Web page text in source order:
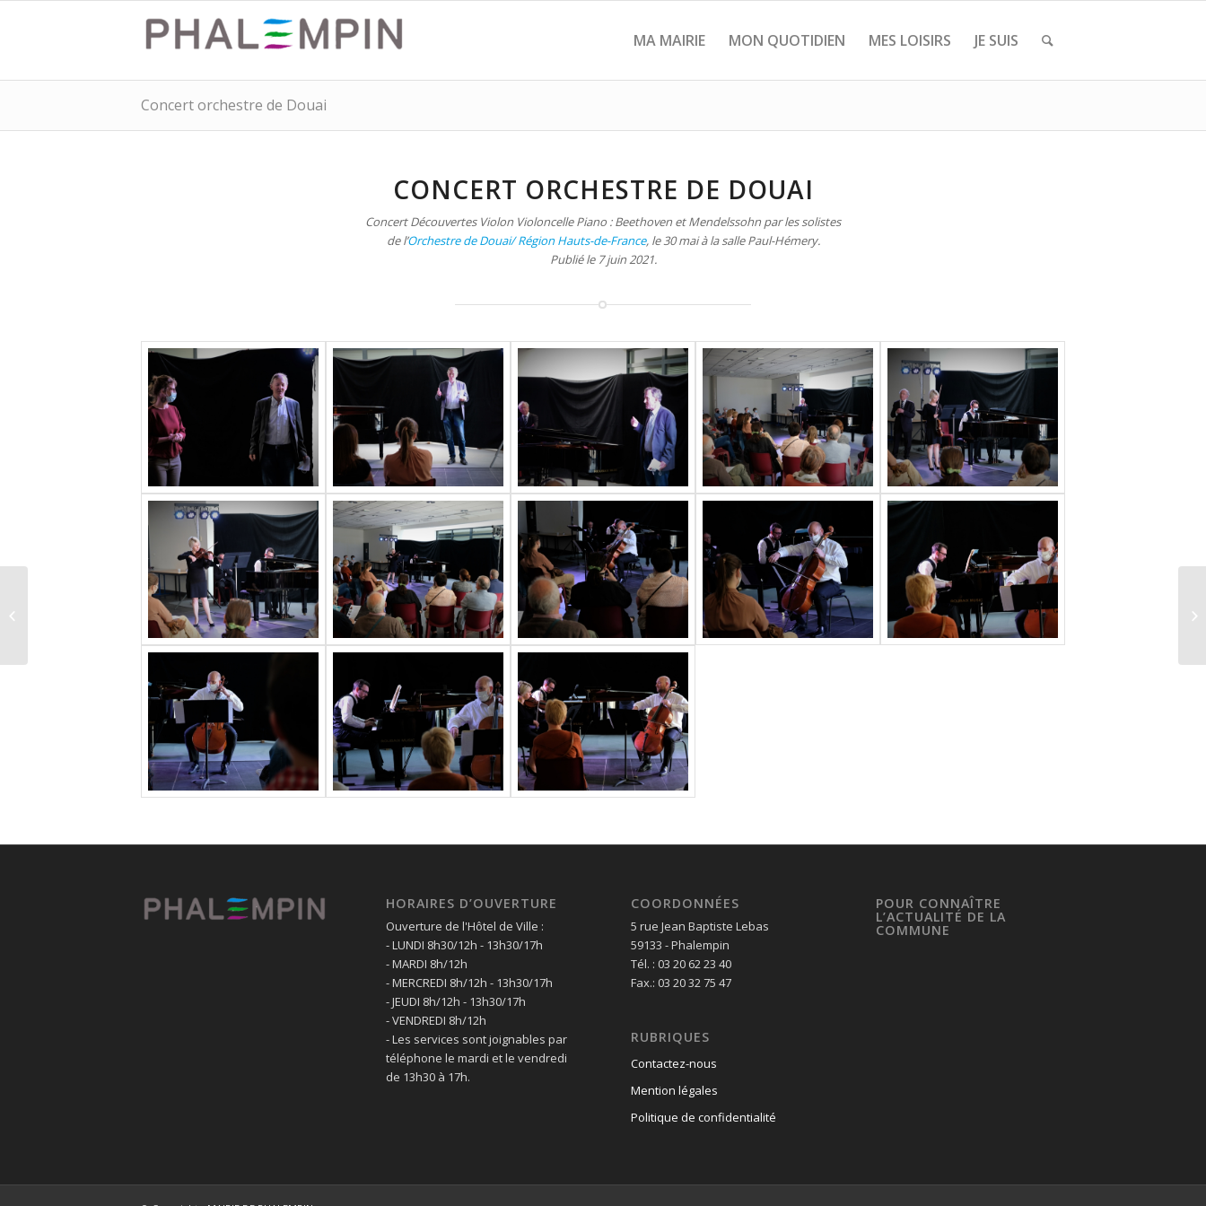
MA MAIRIE MON QUOTIDIEN MES LOISIRS JE SUIS
Concert orchestre de Douai
CONCERT ORCHESTRE DE DOUAI
Concert Découvertes Violon Violoncelle Piano : Beethoven et Mendelssohn par les solistes
de l’Orchestre de Douai/ Région Hauts-de-France, le 30 mai à la salle Paul-Hémery.
Publié le 7 juin 2021.
HORAIRES D’OUVERTURE
Ouverture de l'Hôtel de Ville :
- LUNDI 8h30/12h - 13h30/17h
- MARDI 8h/12h
- MERCREDI 8h/12h - 13h30/17h
- JEUDI 8h/12h - 13h30/17h
- VENDREDI 8h/12h
- Les services sont joignables par
téléphone le mardi et le vendredi
de 13h30 à 17h.
COORDONNÉES
5 rue Jean Baptiste Lebas
59133 - Phalempin
Tél. : 03 20 62 23 40
Fax.: 03 20 32 75 47
RUBRIQUES
Contactez-nous
Mention légales
Politique de confidentialité
POUR CONNAÎTRE
L’ACTUALITÉ DE LA
COMMUNE